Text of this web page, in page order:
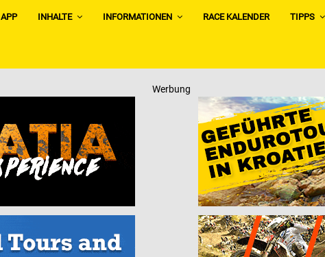
APP INHALTE INFORMATIONEN RACE KALENDER TIPPS
Werbung